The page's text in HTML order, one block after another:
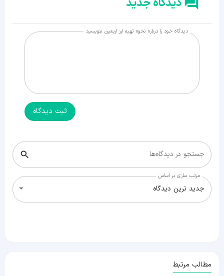
دیدگاه خود را درباره نحوه تهیه ارز اربعین بنویسید
ثبت دیدگاه
جستجو در دیدگاه‌ها
مرتب سازی بر اساس
جدید ترین دیدگاه
مطالب مرتبط